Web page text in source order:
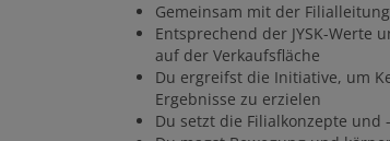
Gemeinsam mit der
Entsprechend der JYSK-
auf der Verkaufsfläche
Du ergreifst die Initiative, um
Ergebnisse zu erzielen
Du setzt die Filialkonzepte